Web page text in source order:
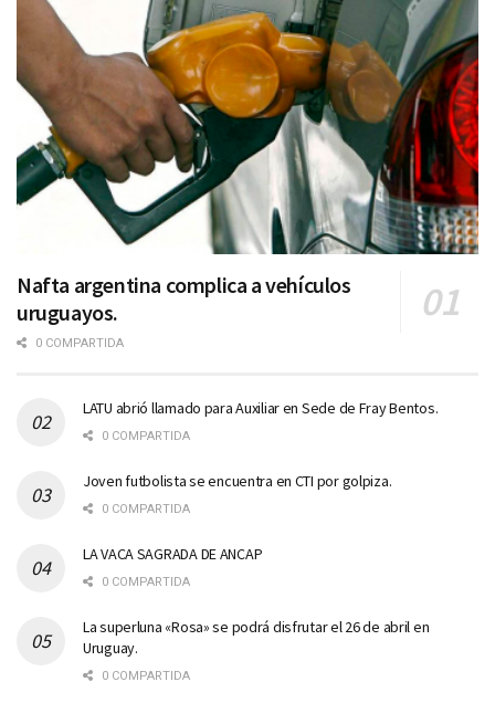
Nafta argentina complica a vehículos
uruguayos.
0 COMPARTIDA
LATU abrió llamado para Auxiliar en Sede de Fray Bentos.
0 COMPARTIDA
Joven futbolista se encuentra en CTI por golpiza.
0 COMPARTIDA
LA VACA SAGRADA DE ANCAP
0 COMPARTIDA
La superluna «Rosa» se podrá disfrutar el 26 de abril en
Uruguay.
0 COMPARTIDA